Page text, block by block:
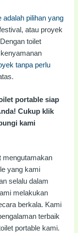
adalah pilihan yang
atau proyek
toilet
tanpa perlu
portable siap
Cukup klik
kami
mengutamakan
yang kami
selalu dalam
melakukan
berkala. Kami
terbaik
portable kami.